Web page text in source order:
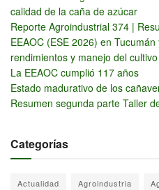
calidad de la caña de azúcar
Reporte Agroindustrial 374 |
EEAOC (ESE 2026) en
rendimientos y manejo del
La EEAOC cumplió 117 años
Estado madurativo de los
Resumen segunda parte Taller
Categorías
Actualidad Agroindustria